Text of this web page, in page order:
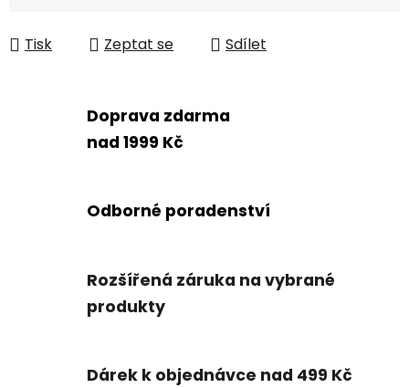
Tisk Zeptat se Sdílet
Doprava zdarma
nad 1999 Kč
Odborné poradenství
Rozšířená záruka na vybrané
produkty
Dárek k objednávce nad 499 Kč